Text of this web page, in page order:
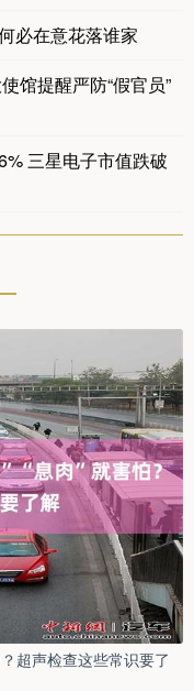
必在意花落谁家
馆提醒严防“假官员”
三星电子市值跌破
超声检查这些常识要了